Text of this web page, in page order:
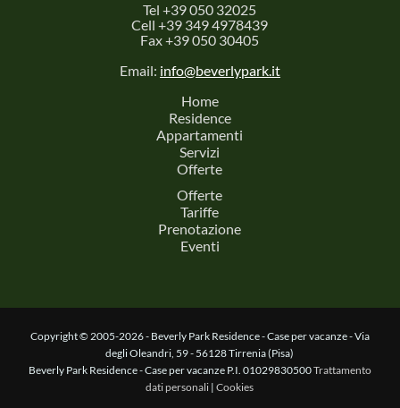
Tel +39 050 32025
Cell +39 349 4978439
Fax +39 050 30405
Email: info@beverlypark.it
Home
Residence
Appartamenti
Servizi
Offerte
Offerte
Tariffe
Prenotazione
Eventi
Copyright © 2005-2026 - Beverly Park Residence - Case per vacanze - Via
degli Oleandri, 59 - 56128 Tirrenia (Pisa)
Beverly Park Residence - Case per vacanze P.I. 01029830500Trattamento
dati personali |Cookies